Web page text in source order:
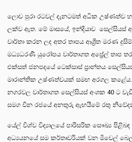
ලොව පුරා රටවල් දැනටමත් අධික උෂ්ණත්ව
ලක්ව ඇත. මේ මාසයේ, ඉන්දියාව සෙල්සියස්
වාර්තා කරන ලද අතර තාපය ආශ්‍රිත මරණ
මධ්‍යධරණී යුරෝපය වාර්තාගත අප්‍රේල් තාප
එක්සත් ජනපදයේ ටෙක්සාස් ප්‍රාන්තය
මාරාන්තික උෂ්ණත්වයක් සමඟ අරගල
නගරවල වාර්තාගත සෙල්සියස් අංශක 40 ට
සමග චීන රජයේ අනතුරු ඇඟයීමේ රතු
යේල් විශ්ව විද්‍යාලයේ පාරිසරික සෞඛ්‍ය පිළිබඳ
අධ්‍යයනයේ සම කර්තෘවරියක් වන මිචෙල් බෙල්